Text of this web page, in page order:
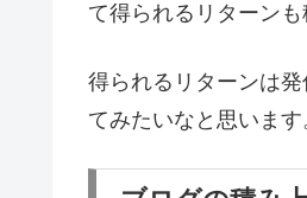
て得られるリターンも
得られるリターンは
てみたいなと思います